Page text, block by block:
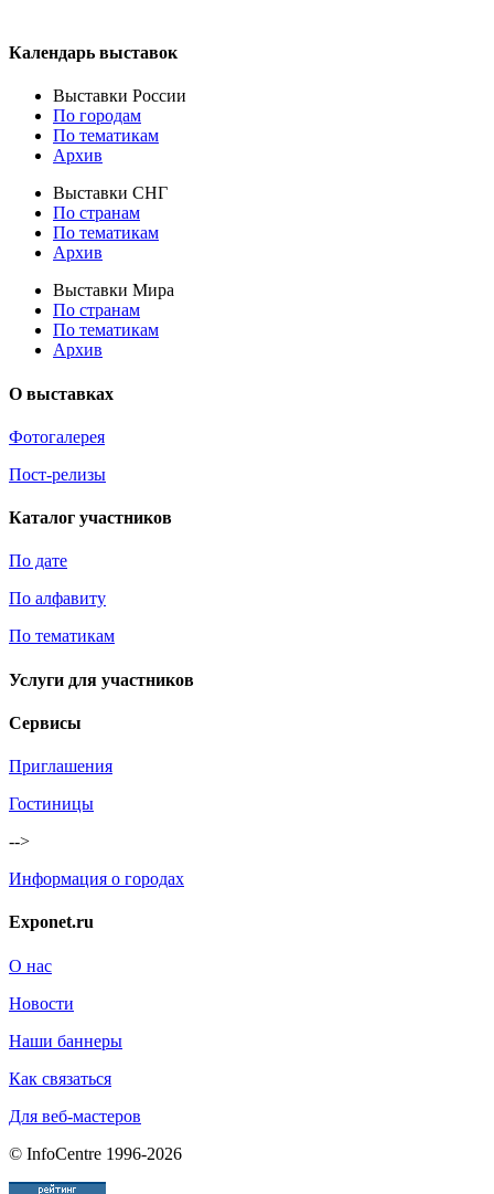
Календарь выставок
Выставки России
По городам
По тематикам
Архив
Выставки СНГ
По странам
По тематикам
Архив
Выставки Мира
По странам
По тематикам
Архив
О выставках
Фотогалерея
Пост-релизы
Каталог участников
По дате
По алфавиту
По тематикам
Услуги для участников
Сервисы
Приглашения
Гостиницы
-->
Информация о городах
Exponet.ru
О нас
Новости
Наши баннеры
Как связаться
Для веб-мастеров
© InfoCentre 1996-2026